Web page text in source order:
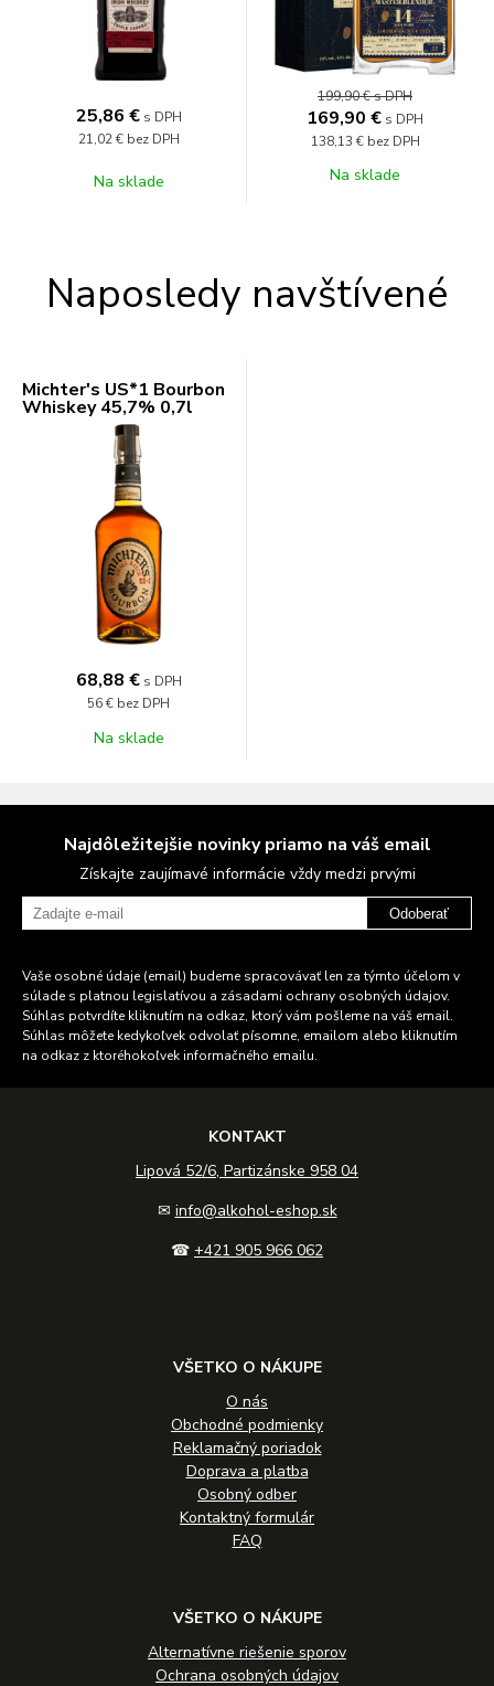
25,86 € s DPH
21,02 € bez DPH
Na sklade
199,90 €s DPH
169,90 € s DPH
138,13 € bez DPH
Na sklade
Naposledy navštívené
Michter's US*1 Bourbon
Whiskey 45,7% 0,7l
68,88 € s DPH
56 € bez DPH
Na sklade
Najdôležitejšie novinky priamo na váš email
Získajte zaujímavé informácie vždy medzi prvými
Odoberať
Vaše osobné údaje (email) budeme spracovávať len za týmto účelom v
súlade s platnou legislatívou a zásadami ochrany osobných údajov.
Súhlas potvrdíte kliknutím na odkaz, ktorý vám pošleme na váš email.
Súhlas môžete kedykoľvek odvolať písomne, emailom alebo kliknutím
na odkaz z ktoréhokoľvek informačného emailu.
KONTAKT
Lipová 52/6, Partizánske 958 04
✉ info@alkohol-eshop.sk
☎ +421 905 966 062
VŠETKO O NÁKUPE
O nás
Obchodné podmienky
Reklamačný poriadok
Doprava a platba
Osobný odber
Kontaktný formulár
FAQ
VŠETKO O NÁKUPE
Alternatívne riešenie sporov
Ochrana osobných údajov